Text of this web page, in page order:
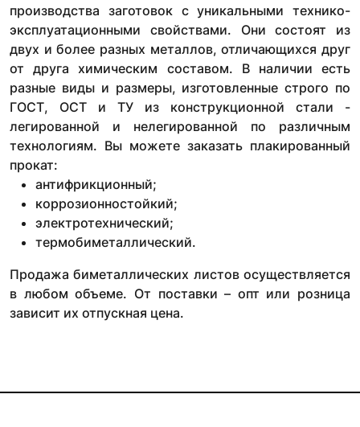
производства заготовок с уникальными технико-
эксплуатационными свойствами. Они состоят из
двух и более разных металлов, отличающихся друг
от друга химическим составом. В наличии есть
разные виды и размеры, изготовленные строго по
ГОСТ, ОСТ и ТУ из конструкционной стали -
легированной и нелегированной по различным
технологиям. Вы можете заказать плакированный
прокат:
антифрикционный;
коррозионностойкий;
электротехнический;
термобиметаллический.
Продажа биметаллических листов осуществляется
в любом объеме. От поставки – опт или розница
зависит их отпускная цена.